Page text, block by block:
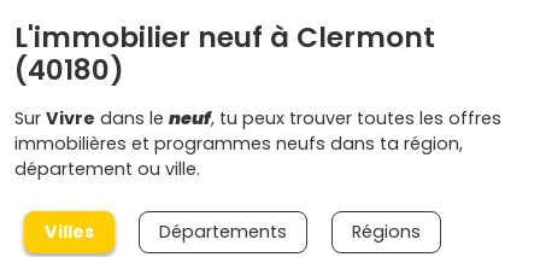
L'immobilier neuf à Clermont
(40180)
Sur Vivre dans le neuf, tu peux trouver toutes les offres
immobilières et programmes neufs dans ta région,
département ou ville.
Villes Départements Régions